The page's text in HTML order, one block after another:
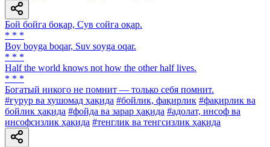
Бой бойга боқар, Сув сойга оқар.
* * *
Boy boyga boqar, Suv soyga oqar.
* * *
Half the world knows not how the other half lives.
* * *
Богатый никого не помнит — только себя помнит.
#ғурур ва хушомад ҳақида #бойлик, фақирлик #фақирлик ва
бойлик ҳақида #фойда ва зарар ҳақида #адолат, инсоф ва
инсофсизлик ҳақида #тенглик ва тенгсизлик ҳақида